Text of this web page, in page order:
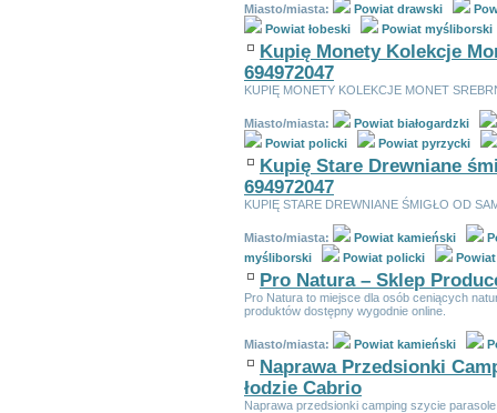
Miasto/miasta: Powiat drawski
Powiat łobeski
Powiat myśliborski
Kupię Monety Kolekcje
694972047
KUPIĘ MONETY KOLEKCJE MONET
Miasto/miasta:
Powiat białogardzki
Powiat policki
Powiat pyrzycki
Kupię Stare Drewniane
694972047
KUPIĘ STARE DREWNIANE ŚMIGŁO OD
Miasto/miasta: Powiat kamieński
myśliborski
Powiat policki
Pro Natura – Sklep
Pro Natura to miejsce dla osób ceniących
produktów dostępny wygodnie online.
Miasto/miasta: Powiat kamieński
Naprawa Przedsionki
łodzie Cabrio
Naprawa przedsionki camping szycie